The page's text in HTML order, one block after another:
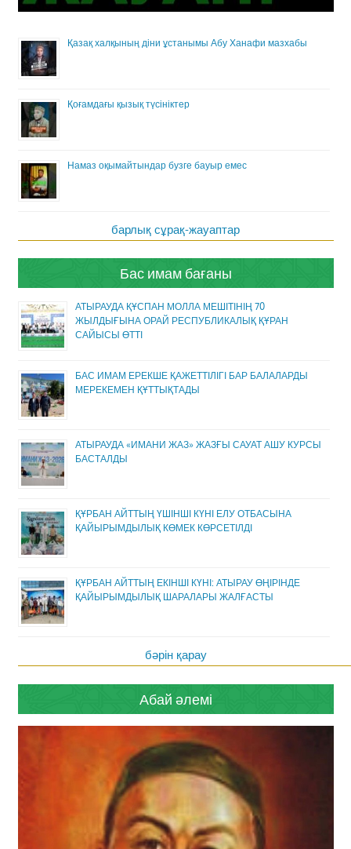
Қазақ халқының діни ұстанымы Абу Ханафи мазхабы
Қоғамдағы қызық түсініктер
Намаз оқымайтындар бузге бауыр емес
барлық сұрақ-жауаптар
Бас имам бағаны
АТЫРАУДА ҚҰСПАН МОЛЛА МЕШІТІНІҢ 70
ЖЫЛДЫҒЫНА ОРАЙ РЕСПУБЛИКАЛЫҚ ҚҰРАН
САЙЫСЫ ӨТТІ
БАС ИМАМ ЕРЕКШЕ ҚАЖЕТТІЛІГІ БАР БАЛАЛАРДЫ
МЕРЕКЕМЕН ҚҰТТЫҚТАДЫ
АТЫРАУДА «ИМАНИ ЖАЗ» ЖАЗҒЫ САУАТ АШУ КУРСЫ
БАСТАЛДЫ
ҚҰРБАН АЙТТЫҢ ҮШІНШІ КҮНІ ЕЛУ ОТБАСЫНА
ҚАЙЫРЫМДЫЛЫҚ КӨМЕК КӨРСЕТІЛДІ
ҚҰРБАН АЙТТЫҢ ЕКІНШІ КҮНІ: АТЫРАУ ӨҢІРІНДЕ
ҚАЙЫРЫМДЫЛЫҚ ШАРАЛАРЫ ЖАЛҒАСТЫ
бәрін қарау
Абай әлемі